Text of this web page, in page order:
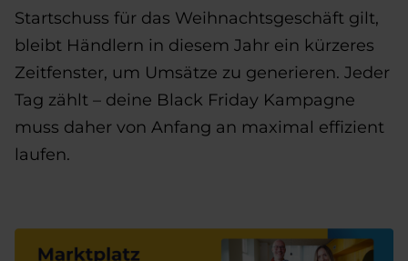
Startschuss für das Weihnachtsgeschäft gilt,
bleibt Händlern in diesem Jahr ein kürzeres
Zeitfenster, um Umsätze zu generieren. Jeder
Tag zählt – deine Black Friday Kampagne
muss daher von Anfang an maximal effizient
laufen.